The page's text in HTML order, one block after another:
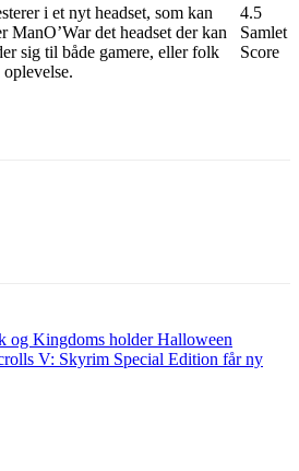
i et nyt headset, som kan
ManO’War det headset der kan
sig til både gamere, eller folk
4.5
Samlet
Score
og Kingdoms holder Halloween
V: Skyrim Special Edition får ny